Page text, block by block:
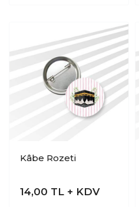
Kâbe Rozeti
14,00 TL + KDV